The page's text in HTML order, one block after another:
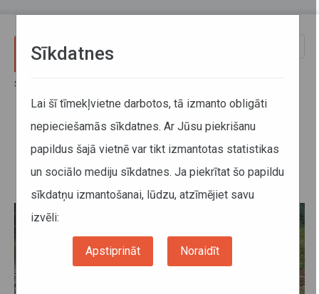
Sākums
Latgales lietavu dēļ var būt
izmaiņas divos reģionālajos
maršrutos
Sīkdatnes
Lai šī tīmekļvietne darbotos, tā izmanto obligāti
nepieciešamās sīkdatnes. Ar Jūsu piekrišanu
papildus šajā vietnē var tikt izmantotas statistikas
un sociālo mediju sīkdatnes. Ja piekrītat šo papildu
sīkdatņu izmantošanai, lūdzu, atzīmējiet savu
izvēli:
Apstiprināt Noraidīt